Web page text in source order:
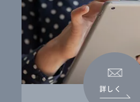
詳しく